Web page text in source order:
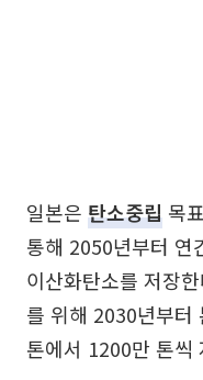
일본은 탄소중립 목
통해 2050년부터 연
이산화탄소를 저장
를 위해 2030년부터
톤에서 1200만 톤씩